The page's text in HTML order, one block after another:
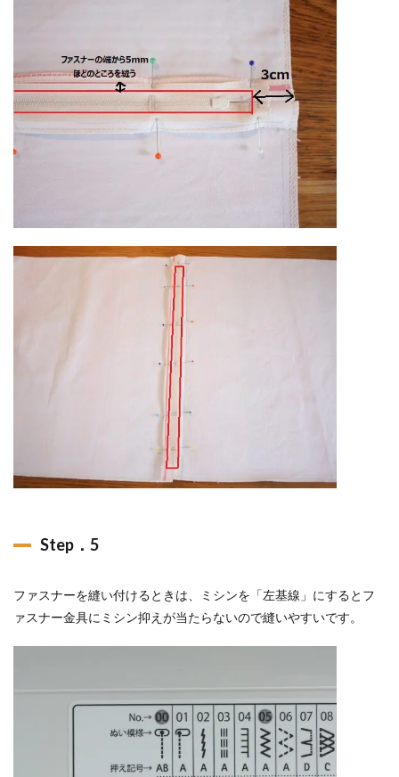
Step．5
ファスナーを縫い付けるときは、ミシンを「左基線」にするとフ
ァスナー金具にミシン抑えが当たらないので縫いやすいです。